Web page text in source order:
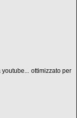
ottimizzato per